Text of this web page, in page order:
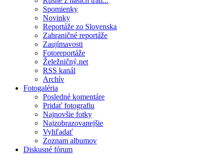
Spomienky
Novinky
Reportáže zo Slovenska
Zahraničné reportáže
Zaujímavosti
Fotoreportáže
Želežničný.net
RSS kanál
Archív
Fotogaléria
Posledné komentáre
Pridať fotografiu
Najnovšie fotky
Najzobrazovanejšie
Vyhľadať
Zoznam albumov
Diskusné fórum